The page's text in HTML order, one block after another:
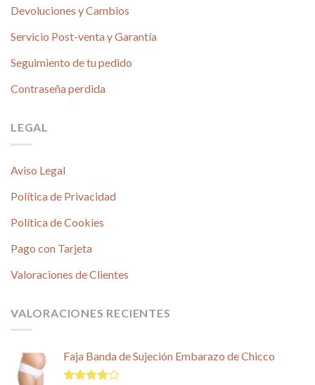
Devoluciones y Cambios
Servicio Post-venta y Garantía
Seguimiento de tu pedido
Contraseña perdida
LEGAL
Aviso Legal
Política de Privacidad
Política de Cookies
Pago con Tarjeta
Valoraciones de Clientes
VALORACIONES RECIENTES
Faja Banda de Sujeción Embarazo de Chicco